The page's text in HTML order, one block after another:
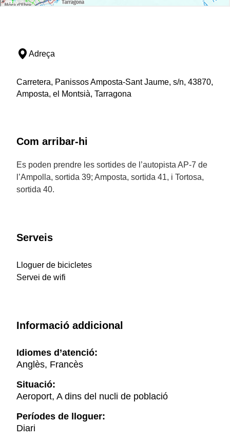
Adreça
Carretera, Panissos Amposta-Sant Jaume, s/n, 43870,
Amposta, el Montsià, Tarragona
Com arribar-hi
Es poden prendre les sortides de l’autopista AP-7 de
l’Ampolla, sortida 39; Amposta, sortida 41, i Tortosa,
sortida 40.
Serveis
Lloguer de bicicletes
Servei de wifi
Informació addicional
Idiomes d’atenció:
Anglès, Francès
Situació:
Aeroport, A dins del nucli de població
Períodes de lloguer:
Diari